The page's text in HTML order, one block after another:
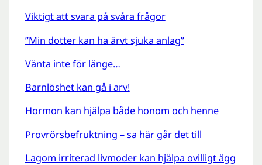
Viktigt att svara på svåra frågor
”Min dotter kan ha ärvt sjuka anlag”
Vänta inte för länge…
Barnlöshet kan gå i arv!
Hormon kan hjälpa både honom och henne
Provrörsbefruktning – sa här går det till
Lagom irriterad livmoder kan hjälpa ovilligt ägg